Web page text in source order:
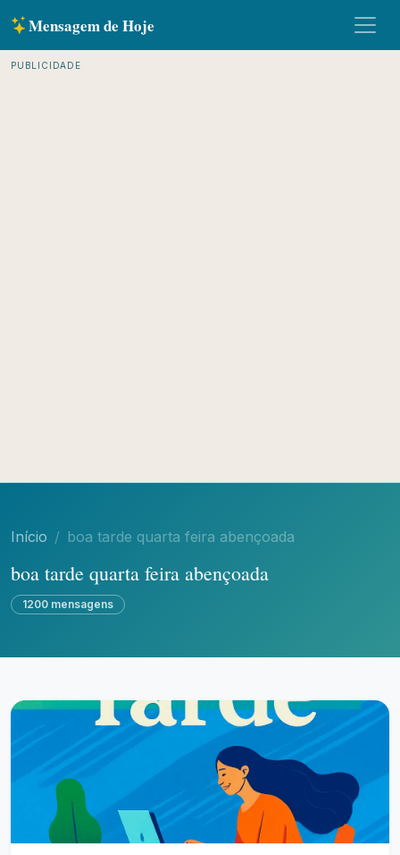
Mensagem de Hoje
PUBLICIDADE
Início boa tarde quarta feira abençoada
boa tarde quarta feira abençoada
1200 mensagens